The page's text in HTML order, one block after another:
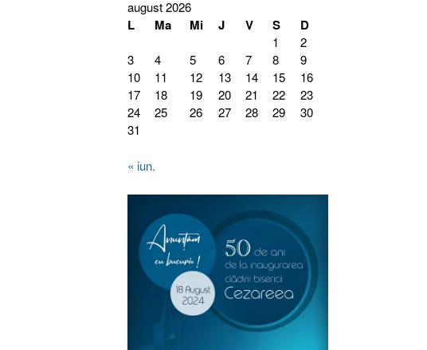
august 2026
L Ma Mi J V S D
1
2
3
4 5 6 7 8
9
10
11 12 13 14 15
16
17
18 19 20 21 22
23
24
25 26 27 28 29
30
31
« iun.